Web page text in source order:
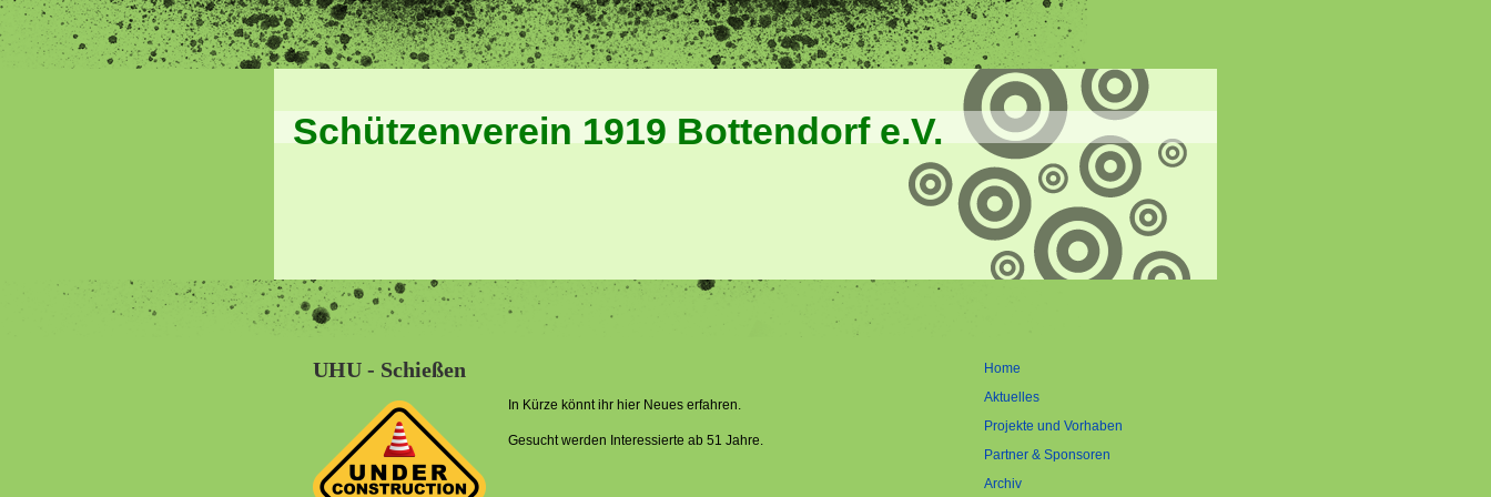
Schützenverein 1919 Bottendorf e.V.
UHU - Schießen
In Kürze könnt ihr hier Neues erfahren.
Gesucht werden Interessierte ab 51 Jahre.
Home
Aktuelles
Projekte und Vorhaben
Partner & Sponsoren
Archiv